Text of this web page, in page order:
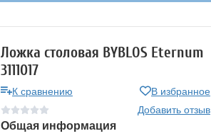
Ложка столовая BYBLOS Eternum
3111017
К сравнению
В избранное
Добавить отзыв
Общая информация